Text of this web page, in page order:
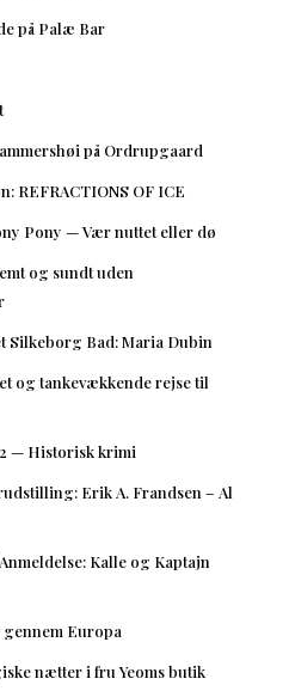
på Palæ Bar
på Ordrupgaard
REFRACTIONS OF ICE
Pony — Vær nuttet eller dø
og sundt uden
Silkeborg Bad: Maria Dubin
og tankevækkende rejse til
— Historisk krimi
Erik A. Frandsen – Al
Kalle og Kaptajn
gennem Europa
nætter i fru Yeoms butik